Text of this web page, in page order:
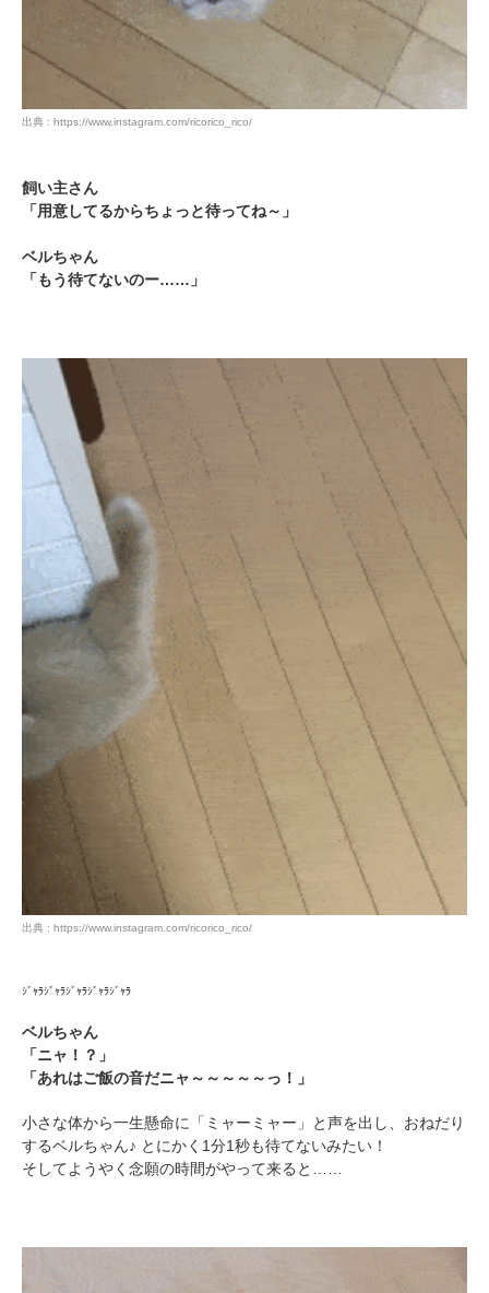
出典 : https://www.instagram.com/ricorico_rico/
飼い主さん
「用意してるからちょっと待ってね～」
ベルちゃん
「もう待てないのー……」
出典 : https://www.instagram.com/ricorico_rico/
ｼﾞｬﾗｼﾞｬﾗｼﾞｬﾗｼﾞｬﾗｼﾞｬﾗ
ベルちゃん
「ニャ！？」
「あれはご飯の音だニャ～～～～～っ！」
小さな体から一生懸命に「ミャーミャー」と声を出し、おねだり
するベルちゃん♪ とにかく1分1秒も待てないみたい！
そしてようやく念願の時間がやって来ると……
pecodogs
いぬ部をフォロー
pecocats
ねこ部をフォロー
アプリで開く
アプリをダウンロードする